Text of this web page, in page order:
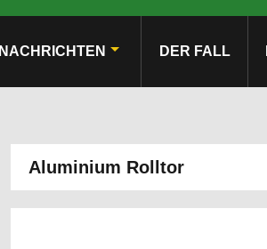
NACHRICHTEN DER FALL
Aluminium Rolltor